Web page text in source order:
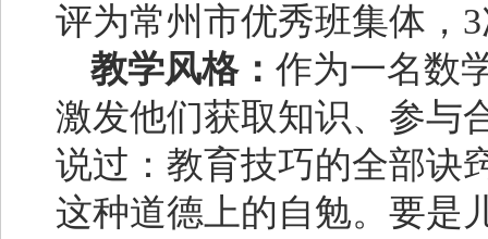
评为常州市优秀班集体，
教学风格： 作为一名数
激发他们获取知识、参与
说过：教育技巧的全部诀
这种道德上的自勉。要是